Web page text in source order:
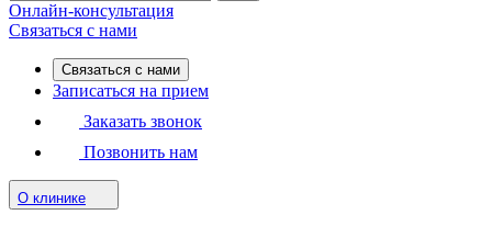
Онлайн-консультация
Связаться с нами
Связаться с нами
Записаться на прием
Заказать звонок
Позвонить нам
О клинике